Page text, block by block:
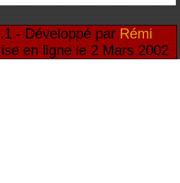
- Développé par Rémi
en ligne le 2 Mars 2002